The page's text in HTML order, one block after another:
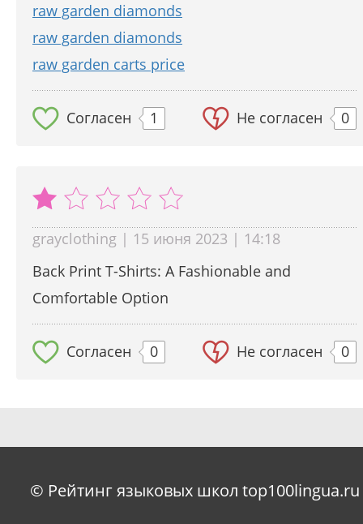
raw garden diamonds
raw garden diamonds
raw garden carts price
Согласен 1 Не согласен 0
grayclothing | 15 июня 2023 | 14:18
Back Print T-Shirts: A Fashionable and
Comfortable Option
Согласен 0 Не согласен 0
© Рейтинг языковых школ top100lingua.ru